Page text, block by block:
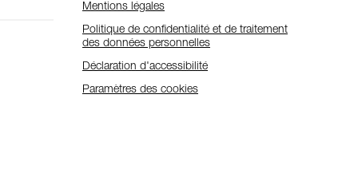
Mentions légales
Politique de confidentialité et de traitement
des données personnelles
Déclaration d'accessibilité
Paramètres des cookies